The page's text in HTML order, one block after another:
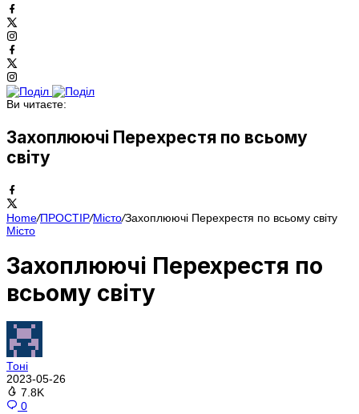
Ви читаєте:
Захоплюючі Перехрестя по всьому
світу
Home/ПРОСТІР/Місто/Захоплюючі Перехрестя по всьому світу
Місто
Захоплюючі Перехрестя по
всьому світу
Тоні
2023-05-26
7.8K
0